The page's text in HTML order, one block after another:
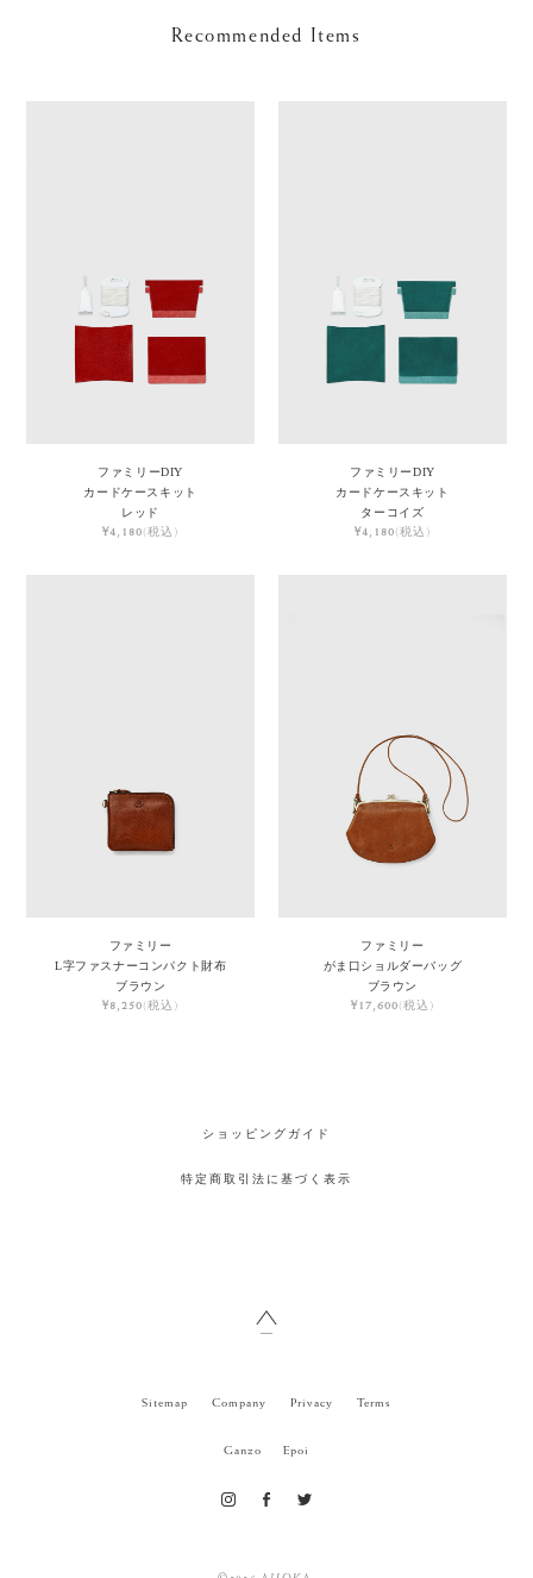
Recommended Items
ファミリーDIY
カードケースキット
レッド
¥4,180(税込)
ファミリーDIY
カードケースキット
ターコイズ
¥4,180(税込)
ファミリー
L字ファスナーコンパクト財布
ブラウン
¥8,250(税込)
ファミリー
がま口ショルダーバッグ
ブラウン
¥17,600(税込)
ショッピングガイド
特定商取引法に基づく表示
Sitemap Company Privacy Terms
Ganzo Epoi